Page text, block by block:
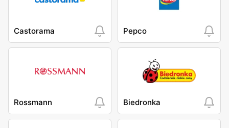
Castorama Pepco
Rossmann Biedronka